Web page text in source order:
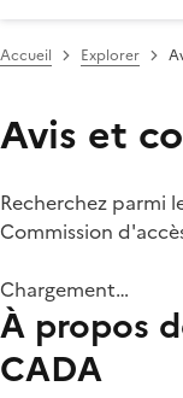
Accueil Explorer
Avis et
Recherchez parmi
Commission
Chargement…
À propos
CADA